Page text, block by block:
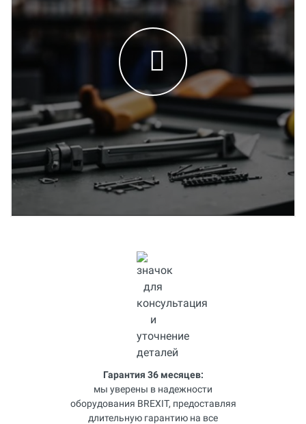
Гарантия 36 месяцев:
мы уверены в надежности
оборудования BREXIT, предоставляя
длительную гарантию на все